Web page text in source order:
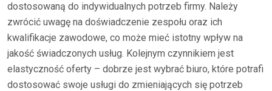
dostosowaną do indywidualnych potrzeb firmy. Należy
zwrócić uwagę na doświadczenie zespołu oraz ich
kwalifikacje zawodowe, co może mieć istotny wpływ na
jakość świadczonych usług. Kolejnym czynnikiem jest
elastyczność oferty – dobrze jest wybrać biuro, które potrafi
dostosować swoje usługi do zmieniających się potrzeb